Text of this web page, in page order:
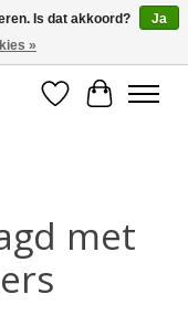
ons assortiment
Verlanglijst
met
Is dat akkoord?
Ja
»